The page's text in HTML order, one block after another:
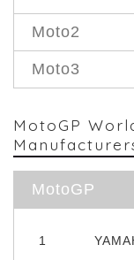
Moto2
Moto3
MotoGP
MotoGP
1